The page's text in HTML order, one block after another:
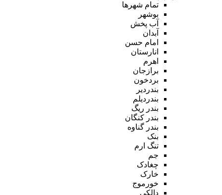
تمام شهر‌ها
بوشهر
آب پخش
آبدان
امام حسن
انارستان
اهرم
برازجان
بردخون
بندردیر
بندردیلم
بندر ریگ
بندر کنگان
بندر گناوه
بنک
تنگ ارم
جم
چغادک
خارک
خورموج
دالکی